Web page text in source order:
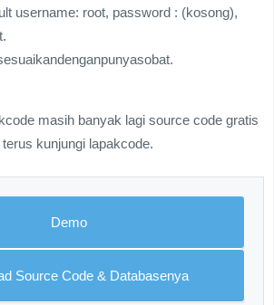
username: root, password : (kosong),
masih banyak lagi source code gratis
kunjungi lapakcode.
Demo
Source Code & Databasenya